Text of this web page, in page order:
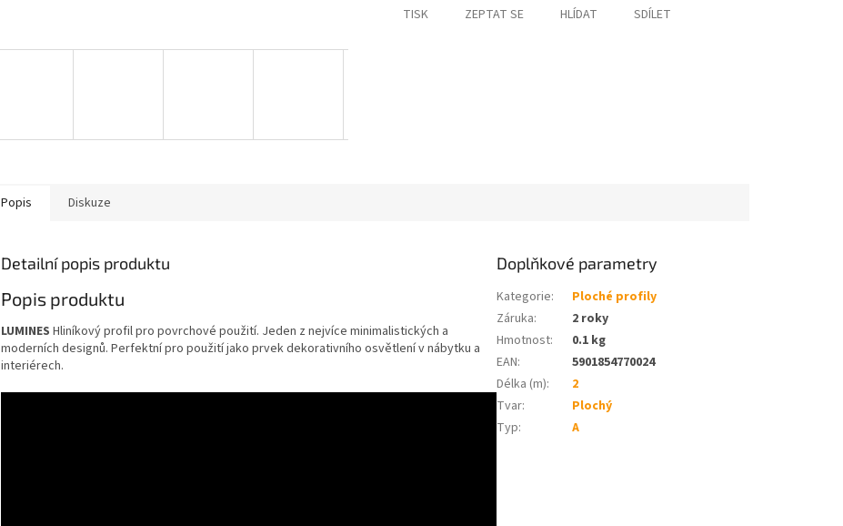
TISK ZEPTAT SE HLÍDAT SDÍLET
Popis Diskuze
Detailní popis produktu
Popis produktu
LUMINES Hliníkový profil pro povrchové použití. Jeden z nejvíce minimalistických a
moderních designů. Perfektní pro použití jako prvek dekorativního osvětlení v nábytku a
interiérech.
Doplňkové parametry
Kategorie:
Ploché profily
Záruka:
2 roky
Hmotnost:
0.1 kg
EAN:
5901854770024
Délka (m):
2
Tvar:
Plochý
Typ: A